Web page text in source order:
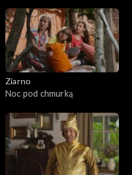
Ziarno
Noc pod chmurką